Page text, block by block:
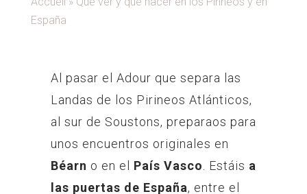
España
Al pasar el Adour que separa las
Landas de los Pirineos Atlánticos,
al sur de Soustons, preparaos para
unos encuentros originales en
Béarn o en el País Vasco . Estáis a
las puertas de España, entre el